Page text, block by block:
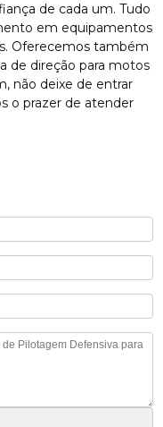
de cada um. Tudo
em equipamentos
Oferecemos também
de direção para motos
não deixe de entrar
o prazer de atender